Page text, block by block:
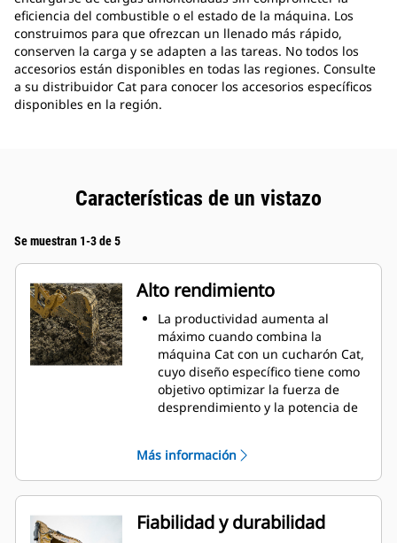
eficiencia del combustible o el estado de la máquina. Los
construimos para que ofrezcan un llenado más rápido,
conserven la carga y se adapten a las tareas. No todos los
accesorios están disponibles en todas las regiones. Consulte
a su distribuidor Cat para conocer los accesorios específicos
disponibles en la región.
Características de un vistazo
Se muestran 1-3 de 5
Alto rendimiento
La productividad aumenta al
máximo cuando combina la
máquina Cat con un cucharón Cat,
cuyo diseño específico tiene como
objetivo optimizar la fuerza de
desprendimiento y la potencia de
radio mejora el flujo de material
hacia el cucharón. El espacio libre
del talón agregado asegura que la
parte inferior del cucharón no se
arrastre, lo que reduce los costos
Más información
Fiabilidad y durabilidad